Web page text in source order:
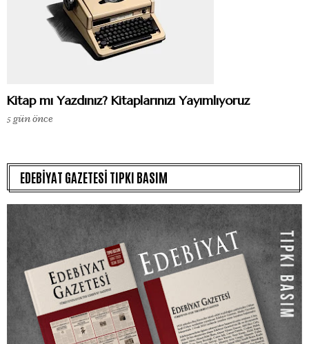
Kitap mı Yazdınız? Kitaplarınızı Yayımlıyoruz
5 gün önce
EDEBİYAT GAZETESİ TIPKI BASIM